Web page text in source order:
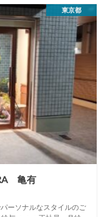
東京都
亀有
ーソナルなスタイルのご